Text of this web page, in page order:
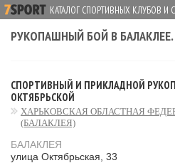
КАТАЛОГ СПОРТИВНЫХ КЛУБОВ И
РУКОПАШНЫЙ БОЙ В
СПОРТИВНЫЙ И ПРИКЛАДНОЙ
ОКТЯБРЬСКОЙ
ХАРЬКОВСКАЯ ОБЛАСТНАЯ
(БАЛАКЛЕЯ)
БАЛАКЛЕЯ
улица Октябрьская, 33